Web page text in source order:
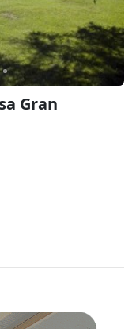
Gran